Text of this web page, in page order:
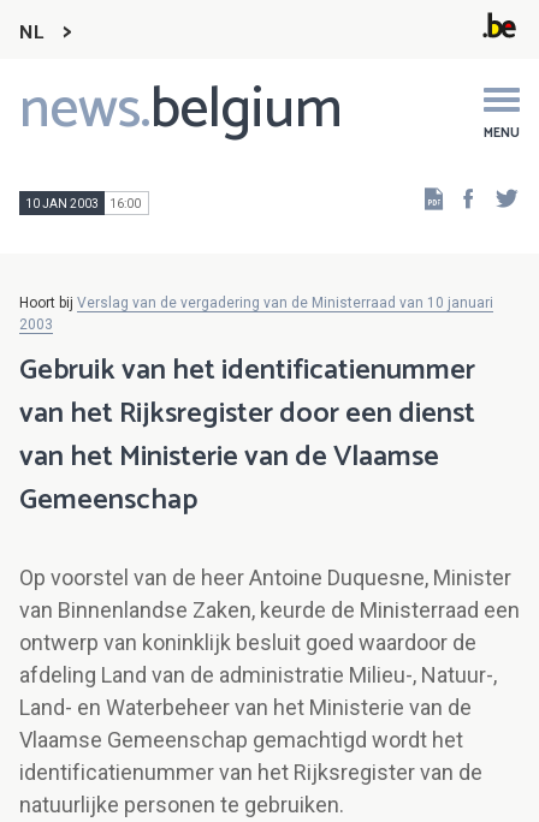
NL
news.belgium MENU
Main
navigation
10 JAN 2003 16:00
Hoort bij Verslag van de vergadering van de Ministerraad van 10 januari
2003
Gebruik van het identificatienummer
van het Rijksregister door een dienst
van het Ministerie van de Vlaamse
Gemeenschap
Op voorstel van de heer Antoine Duquesne, Minister
van Binnenlandse Zaken, keurde de Ministerraad een
ontwerp van koninklijk besluit goed waardoor de
afdeling Land van de administratie Milieu-, Natuur-,
Land- en Waterbeheer van het Ministerie van de
Vlaamse Gemeenschap gemachtigd wordt het
identificatienummer van het Rijksregister van de
natuurlijke personen te gebruiken.